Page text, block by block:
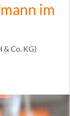
im
& Co. KG)